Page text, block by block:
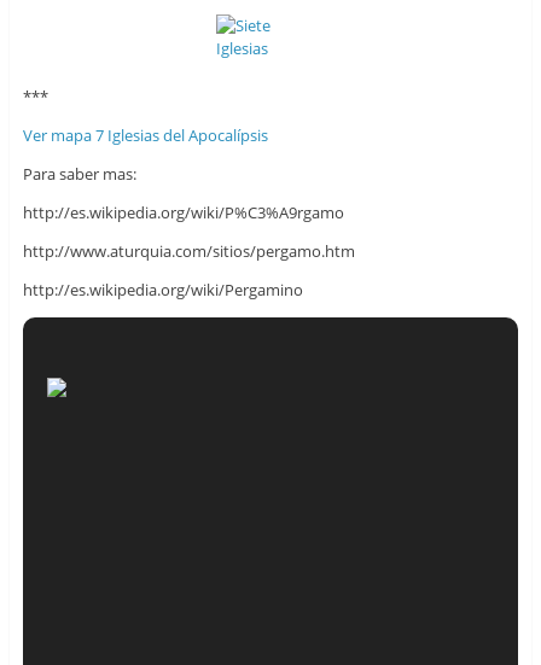
***
Ver mapa 7 Iglesias del Apocalípsis
Para saber mas:
http://es.wikipedia.org/wiki/P%C3%A9rgamo
http://www.aturquia.com/sitios/pergamo.htm
http://es.wikipedia.org/wiki/Pergamino